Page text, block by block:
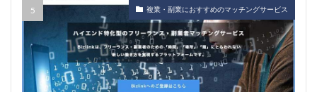
複業・副業におすすめのマッチングサービス